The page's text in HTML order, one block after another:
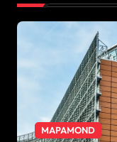
MAPAMOND